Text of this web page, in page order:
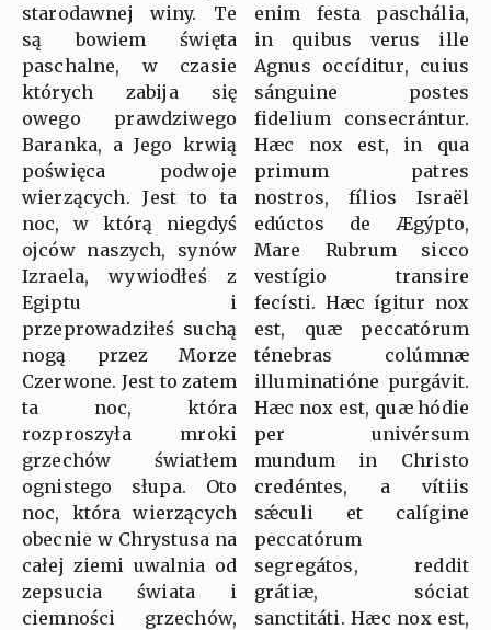
starodawnej winy. Te
są bowiem święta
paschalne, w czasie
których zabija się
owego prawdziwego
Baranka, a Jego krwią
poświęca podwoje
wierzących. Jest to ta
noc, w którą niegdyś
ojców naszych, synów
Izraela, wywiodłeś z
Egiptu i
przeprowadziłeś suchą
nogą przez Morze
Czerwone. Jest to zatem
ta noc, która
rozproszyła mroki
grzechów światłem
ognistego słupa. Oto
noc, która wierzących
obecnie w Chrystusa na
całej ziemi uwalnia od
zepsucia świata i
ciemności grzechów,
enim festa paschália,
in quibus verus ille
Agnus occíditur, cuius
sánguine postes
fidelium consecrántur.
Hæc nox est, in qua
primum patres
nostros, fílios Israël
edúctos de Ægýpto,
Mare Rubrum sicco
vestígio transire
fecísti. Hæc ígitur nox
est, quæ peccatórum
ténebras colúmnæ
illuminatióne purgávit.
Hæc nox est, quæ hódie
per univérsum
mundum in Christo
credéntes, a vítiis
sǽculi et calígine
peccatórum
segregátos, reddit
grátiæ, sóciat
sanctitáti. Hæc nox est,